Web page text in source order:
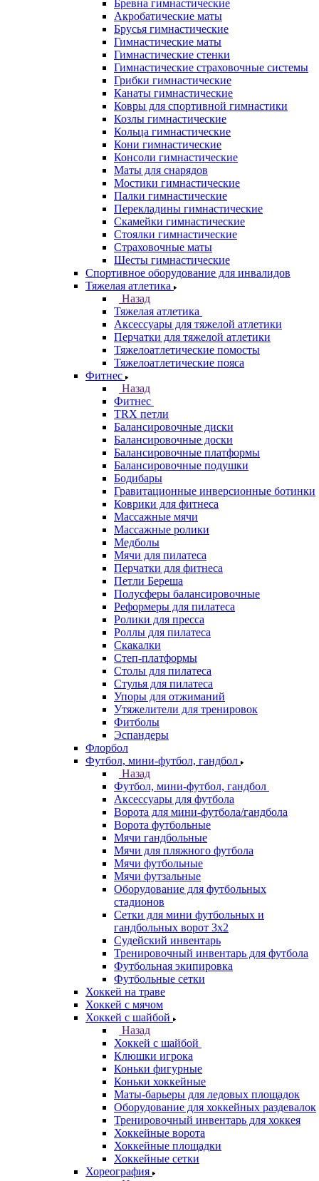
Бревна гимнастические
Акробатические маты
Брусья гимнастические
Гимнастические маты
Гимнастические стенки
Гимнастические страховочные системы
Грибки гимнастические
Канаты гимнастические
Ковры для спортивной гимнастики
Козлы гимнастические
Кольца гимнастические
Кони гимнастические
Консоли гимнастические
Маты для снарядов
Мостики гимнастические
Палки гимнастические
Перекладины гимнастические
Скамейки гимнастические
Стоялки гимнастические
Страховочные маты
Шесты гимнастические
Спортивное оборудование для инвалидов
Тяжелая атлетика
Назад
Тяжелая атлетика
Аксессуары для тяжелой атлетики
Перчатки для тяжелой атлетики
Тяжелоатлетические помосты
Тяжелоатлетические пояса
Фитнес
Назад
Фитнес
TRX петли
Балансировочные диски
Балансировочные доски
Балансировочные платформы
Балансировочные подушки
Бодибары
Гравитационные инверсионные ботинки
Коврики для фитнеса
Массажные мячи
Массажные ролики
Медболы
Мячи для пилатеса
Перчатки для фитнеса
Петли Береша
Полусферы балансировочные
Реформеры для пилатеса
Ролики для пресса
Роллы для пилатеса
Скакалки
Степ-платформы
Столы для пилатеса
Стулья для пилатеса
Упоры для отжиманий
Утяжелители для тренировок
Фитболы
Эспандеры
Флорбол
Футбол, мини-футбол, гандбол
Назад
Футбол, мини-футбол, гандбол
Аксессуары для футбола
Ворота для мини-футбола/гандбола
Ворота футбольные
Мячи гандбольные
Мячи для пляжного футбола
Мячи футбольные
Мячи футзальные
Оборудование для футбольных
стадионов
Сетки для мини футбольных и
гандбольных ворот 3х2
Судейский инвентарь
Тренировочный инвентарь для футбола
Футбольная экипировка
Футбольные сетки
Хоккей на траве
Хоккей с мячом
Хоккей с шайбой
Назад
Хоккей с шайбой
Клюшки игрока
Коньки фигурные
Коньки хоккейные
Маты-барьеры для ледовых площадок
Оборудование для хоккейных раздевалок
Тренировочный инвентарь для хоккея
Хоккейные ворота
Хоккейные площадки
Хоккейные сетки
Хореография